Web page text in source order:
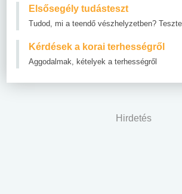
Elsősegély tudásteszt
Tudod, mi a teendő vészhelyzetben?
Kérdések a korai terhességről
Aggodalmak, kételyek a terhességről
Hirdetés